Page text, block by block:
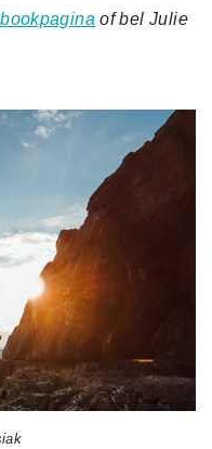
of bel Julie